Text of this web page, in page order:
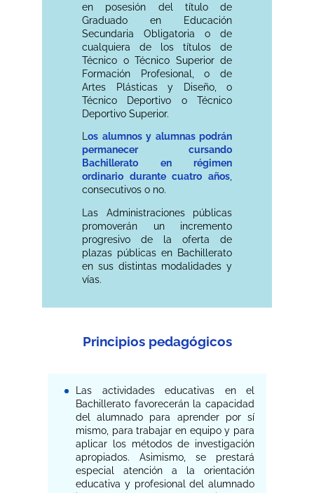
en posesión del título de
Graduado en Educación
Secundaria Obligatoria o de
cualquiera de los títulos de
Técnico o Técnico Superior de
Formación Profesional, o de
Artes Plásticas y Diseño, o
Técnico Deportivo o Técnico
Deportivo Superior.
Los alumnos y alumnas podrán
permanecer cursando
Bachillerato en régimen
ordinario durante cuatro años,
consecutivos o no.
Las Administraciones públicas
promoverán un incremento
progresivo de la oferta de
plazas públicas en Bachillerato
en sus distintas modalidades y
vías.
Principios pedagógicos
Las actividades educativas en el
Bachillerato favorecerán la capacidad
del alumnado para aprender por sí
mismo, para trabajar en equipo y para
aplicar los métodos de investigación
apropiados. Asimismo, se prestará
especial atención a la orientación
educativa y profesional del alumnado